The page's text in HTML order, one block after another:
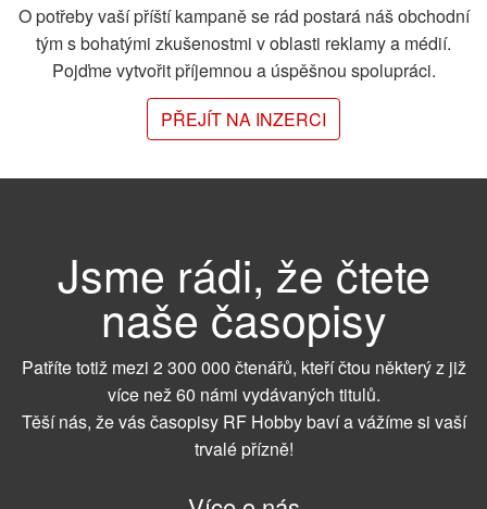
O potřeby vaší příští kampaně se rád postará náš obchodní
tým s bohatými zkušenostmi v oblasti reklamy a médií.
Pojďme vytvořit příjemnou a úspěšnou spolupráci.
PŘEJÍT NA INZERCI
Jsme rádi, že čtete
naše časopisy
Patříte totiž mezi 2 300 000 čtenářů, kteří čtou některý z již
více než 60 námi vydávaných titulů.
Těší nás, že vás časopisy RF Hobby baví a vážíme si vaší
trvalé přízně!